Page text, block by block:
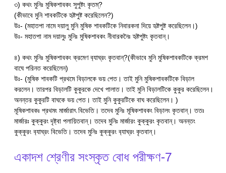
৩) কথং মুনিঃ মুষিকশাবকং সুপুষ্টং কৃতম্?
(কীভাবে মুনি শাবকটিকে হৃষ্টপুষ্ট করেছিলেন?)
উঃ- (মহাতপা নামে দয়ালু মুনি মুষিক শাবকটিকে নিবারকনা দিয়ে হৃষ্টপুষ্ট করেছিলেন।)
উঃ- মহাতপা নাম দয়ালুঃ মুনিঃ মুষিকশাবকং নীবারকনৈঃ হৃষ্টপুষ্টং কৃতবান্।
৪) কথং মুনিঃ মুষিকশাবকং ক্রমেণ ব‍্যাঘ্রং কৃতবান্?(কীভাবে মুনি মুষিকশাবকটিকে ক্রমশ
বাঘে পরিনত করেছিলেন)
উঃ- (মুষিক শাবকটি প্রথমে বিড়ালকে ভয় পেত। তাই মুনি মুষিকশাবকটিকে বিড়াল
করলেন। তারপর বিড়ালটি কুকুরকে দেখে পালাত। তাই মুনি বিড়ালটিকে কুকুর করেছিলেন।
অনন্তর কুকুরটি বাঘকে ভয় পেত। তাই মুনি কুকুরটিকে বাঘ করেছিলেন। )
মূষিকশাবকঃ প্রথমং মার্জারাৎ বিভেতি। তদেব মুনিঃ মূষিকশাবকং বিড়ালং কৃতবান্। ততঃ
মার্জারঃ কুক্কুরং দৃষ্ট্বা পলায়িতবান্। তদেব মুনিঃ মার্জারং কুক্কুরং কৃতবান্। অনন্তং
কুক্কুরং ব‍্যাঘ্রং বিভেতি। তদেব মুনিঃ কুক্কুরং ব‍্যাঘ্রং কৃতবান্।
একাদশ শ্রেণীর সংস্কৃত বোধ পরীক্ষণ-7